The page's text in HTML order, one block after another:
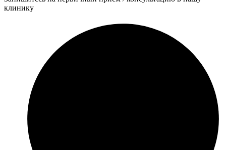
клинику